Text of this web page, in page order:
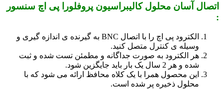
اتصال آسان محلول کالیبراسیون پروفلورا پی اچ سنسور
:
الکترود پی اچ را با اتصال BNC به گیرنده ی اندازه گیری و
وسیله ی کنترل متصل کنید.
هر الکترود به صورت جداگانه و مطمئن تست شده و ثبت
شده و هر 2 سال یک بار باید جایگزین شود.
این محصول همرا با یک کلاه محافظ ارائه می شود که با
محلول ذخیره پر شده است.